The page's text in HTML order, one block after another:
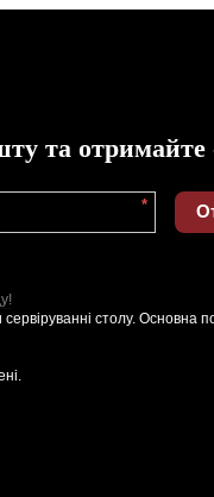
та
*
столу. Основна